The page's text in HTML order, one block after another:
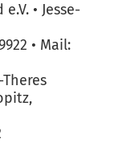
• Jesse-
• Mail: